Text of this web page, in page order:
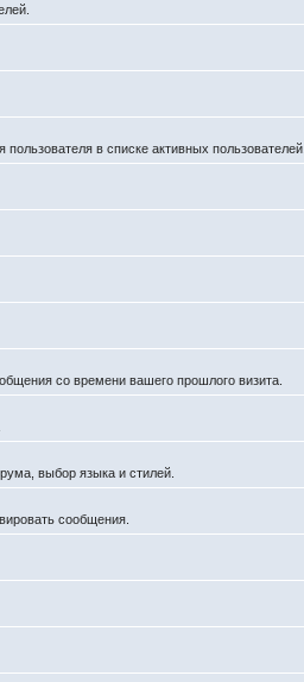
в списке активных пользователей.
со времени вашего прошлого визита.
выбор языка и стилей.
сообщения.